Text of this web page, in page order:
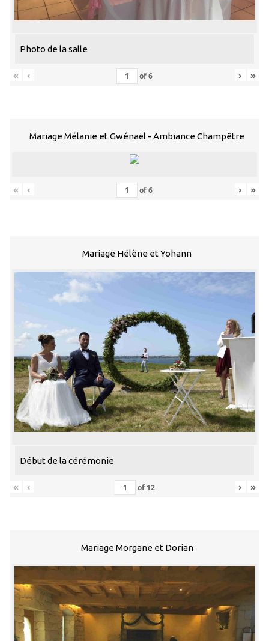
Photo de la salle
« ‹ of6 › »
Mariage Mélanie et Gwénaël - Ambiance Champêtre
« ‹ of6 › »
Mariage Hélène et Yohann
Début de la cérémonie
« ‹ of 12 › »
Mariage Morgane et Dorian